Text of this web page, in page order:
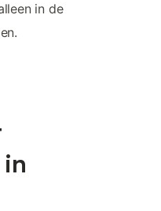
in de